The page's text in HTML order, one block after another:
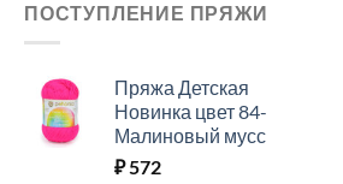
ПОСТУПЛЕНИЕ ПРЯЖИ
Пряжа Детская
Новинка цвет 84-
Малиновый мусс
₽572